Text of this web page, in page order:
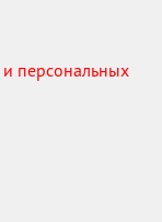
персональных